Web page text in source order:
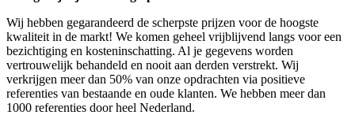
Wij hebben gegarandeerd de scherpste prijzen voor de hoogste
kwaliteit in de markt! We komen geheel vrijblijvend langs voor een
bezichtiging en kosteninschatting. Al je gegevens worden
vertrouwelijk behandeld en nooit aan derden verstrekt. Wij
verkrijgen meer dan 50% van onze opdrachten via positieve
referenties van bestaande en oude klanten. We hebben meer dan
1000 referenties door heel Nederland.